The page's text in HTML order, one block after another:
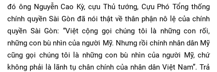
đó ông Nguyễn Cao Kỳ, cựu Thủ tướng, Cựu Phó Tổng thống
chính quyền Sài Gòn đã nói thật về thân phận nô lệ của chính
quyền Sài Gòn: “Việt cộng gọi chúng tôi là những con rối,
những con bù nhìn của người Mỹ. Nhưng rồi chính nhân dân Mỹ
cũng gọi chúng tôi là những con bù nhìn của người Mỹ, chứ
không phải là lãnh tụ chân chính của nhân dân Việt Nam”. Trả